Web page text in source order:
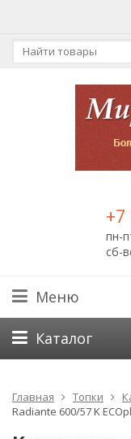
пн-
сб-
Меню
Каталог
Главная Топки
Radiante 600/57 K